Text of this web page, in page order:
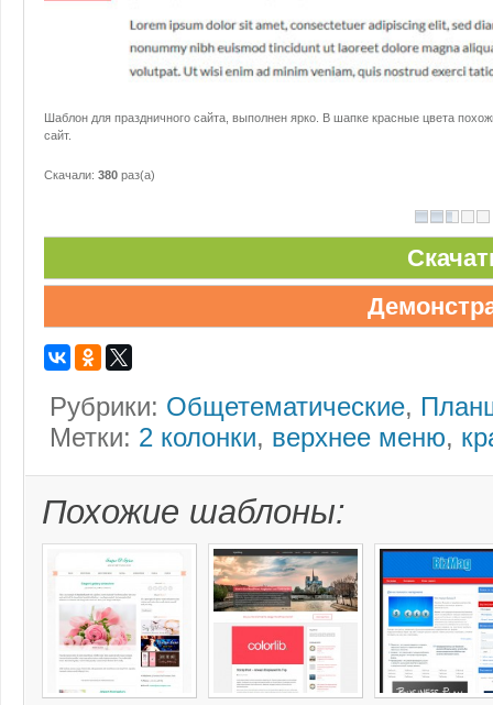
Шаблон для праздничного сайта, выполнен ярко. В шапке красные цвета
сайт.
Скачали: 380 раз(а)
Рубрики: Общетематические,
Метки: 2 колонки, верхнее меню,
Похожие шаблоны: